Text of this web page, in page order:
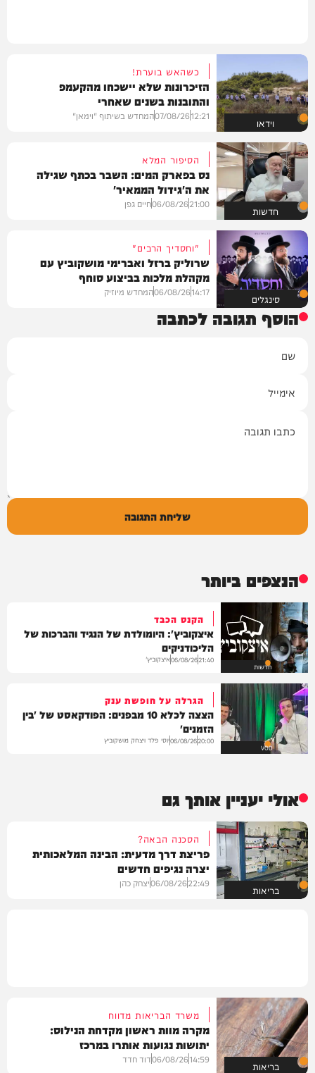
וידאו
כשהאש בוערת!
הזיכרונות שלא יישכחו מהקעמפ
והתובנות בשנים שאחרי
12:21
07/08/26המחדש בשיתוף "וימאן"
חדשות
הסיפור המלא
נס בפארק המים: השבר בכתף שגילה
את ה'גידול הממאיר'
21:00
06/08/26חיים גפן
סינגלים
"וחסדיך הרבים"
שרוליק ברזל ואברימי מושקוביץ עם
מקהלת מלכות בביצוע סוחף
14:17
06/08/26המחדש מיוזיק
הוסף תגובה לכתבה
שליחת התגובה
הנצפים ביותר
חדשות
הקנס הכבד
איצקוביץ': היומולדת של הנגיד והברכות של
הליכודניקים
21:40
06/08/26איצקוביץ'
VOD
הגרלה על חופשת ענק
הצצה לכלא 10 מבפנים: הפודקאסט של 'בין
הזמנים'
20:00
06/08/26יוסי פלד ויצחק מושקוביץ
אולי יעניין אותך גם
בריאות
הסכנה הבאה?
פריצת דרך מדעית: הבינה המלאכותית
יצרה נגיפים חדשים
22:49
06/08/26יצחק כהן
בריאות
משרד הבריאות מדווח
מקרה מוות ראשון מקדחת הנילוס:
יתושות נגועות אותרו במרכז
14:59
06/08/26דוד חדד